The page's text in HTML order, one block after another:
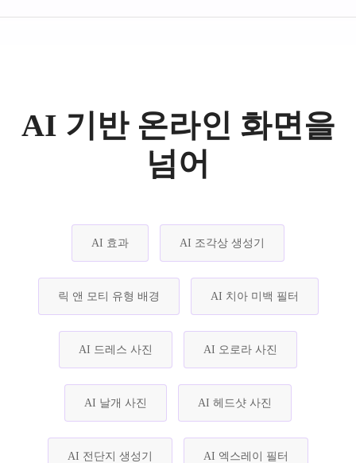
AI 기반 온라인 화면을
넘어
AI 효과 AI 조각상 생성기
릭 앤 모티 유형 배경 AI 치아 미백 필터
AI 드레스 사진 AI 오로라 사진
AI 날개 사진 AI 헤드샷 사진
AI 전단지 생성기 AI 엑스레이 필터